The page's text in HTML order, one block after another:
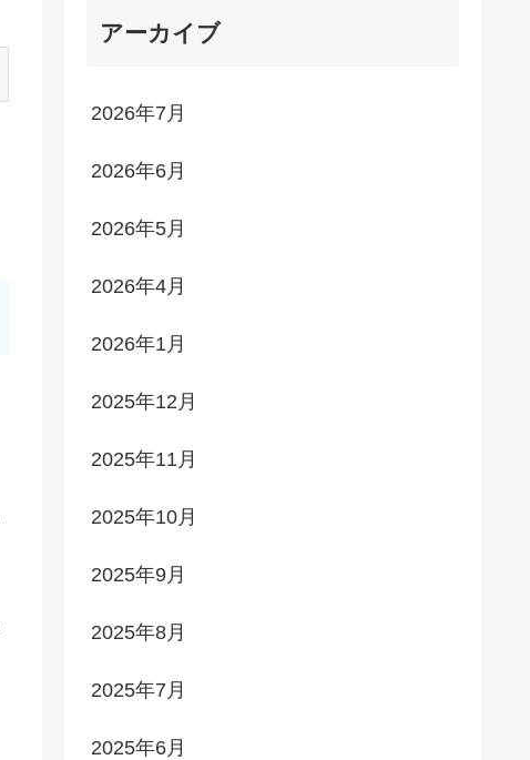
アーカイブ
2026年7月
2026年6月
2026年5月
2026年4月
2026年1月
2025年12月
2025年11月
2025年10月
2025年9月
2025年8月
2025年7月
2025年6月